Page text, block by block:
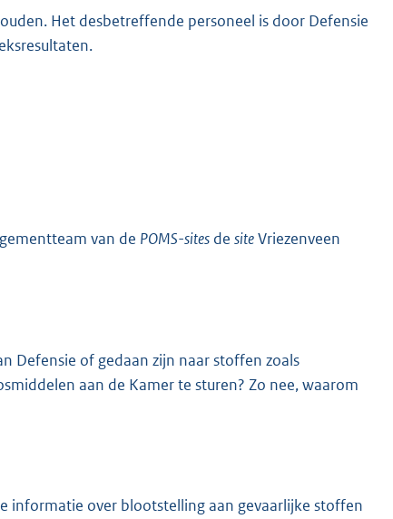
Het desbetreffende personeel is door Defensie
van de POMS-sites de siteVriezenveen
Defensie of gedaan zijn naar stoffen zoals
aan de Kamer te sturen? Zo nee, waarom
informatie over blootstelling aan gevaarlijke stoffen